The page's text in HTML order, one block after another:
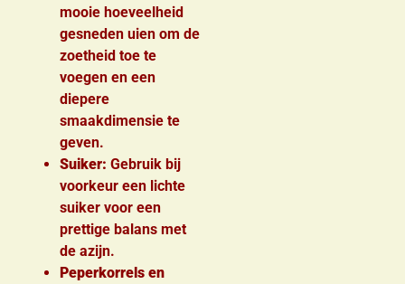
mooie hoeveelheid
gesneden uien om de
zoetheid toe te
voegen en een
diepere
smaakdimensie te
geven.
Suiker: Gebruik bij
voorkeur een lichte
suiker voor een
prettige balans met
de azijn.
Peperkorrels en